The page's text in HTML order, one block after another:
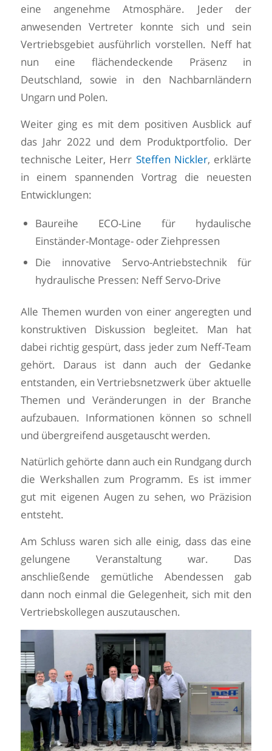
eine angenehme Atmosphäre. Jeder der
anwesenden Vertreter konnte sich und sein
Vertriebsgebiet ausführlich vorstellen. Neff hat
nun eine flächendeckende Präsenz in
Deutschland, sowie in den Nachbarnländern
Ungarn und Polen.
Weiter ging es mit dem positiven Ausblick auf
das Jahr 2022 und dem Produktportfolio. Der
technische Leiter, Herr Steffen Nickler, erklärte
in einem spannenden Vortrag die neuesten
Entwicklungen:
Baureihe ECO-Line für hydaulische
Einständer-Montage- oder Ziehpressen
Die innovative Servo-Antriebstechnik für
hydraulische Pressen: Neff Servo-Drive
Alle Themen wurden von einer angeregten und
konstruktiven Diskussion begleitet. Man hat
dabei richtig gespürt, dass jeder zum Neff-Team
gehört. Daraus ist dann auch der Gedanke
entstanden, ein Vertriebsnetzwerk über aktuelle
Themen und Veränderungen in der Branche
aufzubauen. Informationen können so schnell
und übergreifend ausgetauscht werden.
Natürlich gehörte dann auch ein Rundgang durch
die Werkshallen zum Programm. Es ist immer
gut mit eigenen Augen zu sehen, wo Präzision
entsteht.
Am Schluss waren sich alle einig, dass das eine
gelungene Veranstaltung war. Das
anschließende gemütliche Abendessen gab
dann noch einmal die Gelegenheit, sich mit den
Vertriebskollegen auszutauschen.